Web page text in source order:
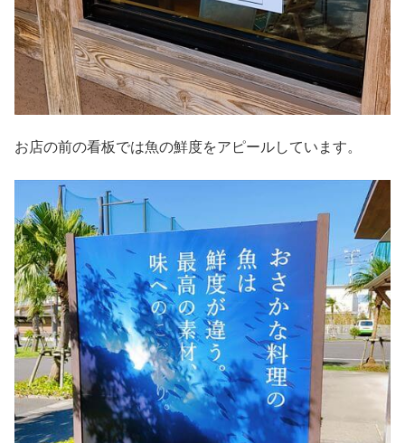
お店の前の看板では魚の鮮度をアピールしています。